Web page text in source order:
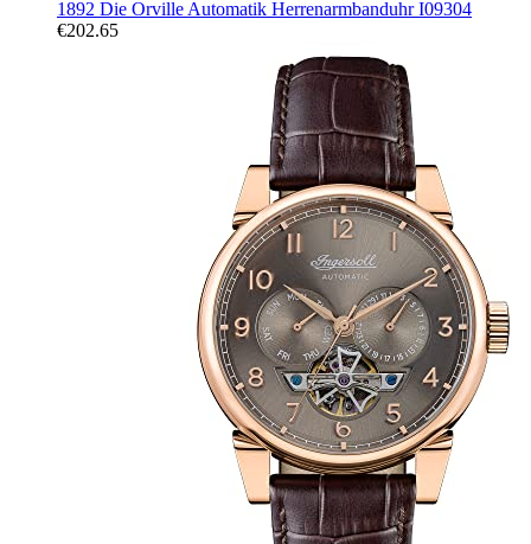
1892 Die Orville Automatik Herrenarmbanduhr I09304
€202.65